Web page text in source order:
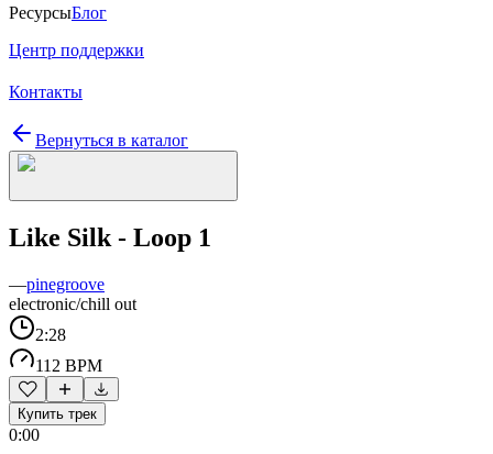
РесурсыБлог
Центр поддержки
Контакты
Вернуться в каталог
Like Silk - Loop 1
—pinegroove
electronic/chill out
2:28
112 BPM
Купить трек
0:00